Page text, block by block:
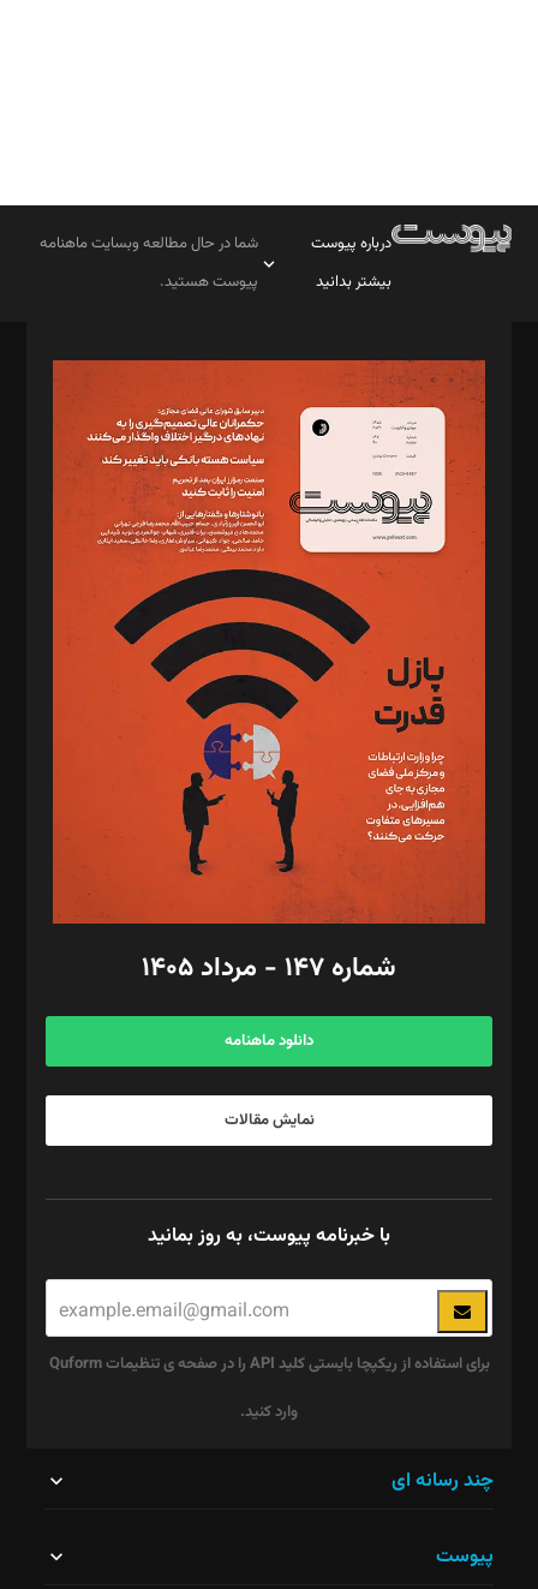
درباره پیوست
بیشتر بدانید
شما در حال مطالعه وبسایت ماهنامه
پیوست هستید.
مدیر مسئول: محمدباقر اثنی‌عشری
سردبیر: مهرک محمودی
دبیر تحریریه: میثم قاسمی
د‌بیر ناداستان: سمانه سمیع
د‌بیر خدمت و تجارت: ابوالفضل رجبی
د‌بیر حقوق فناوری: حسام‌الدین ایپکچی
د‌بیر پیوست جهان: مینا پاکدل
د‌بیر تحریریه آنلاین: بابک نقاش
تحریریه‌: مجتبی محمود‌ی، آرش برهمند، یسنا امان‌پور، سروش کرمیان،
مصطفی مسجدی آرانی، ابوالفضل رجبی، زهرا فکرانه، فائزه فتحی
رستمی،مصطفی باستان
ویرایش: نگار استاد‌‌آقا
طراح یونیفرم: مجید توکلی
فیلمبرداری و عکاسی: امیر شفیعی، مانی لطفی زاده
گرافیک و صفحه‌آرایی: سید‌سبحان‌علی ثابت
مد‌یر توسعه تجاری: کامبیز برید‌
امور مالی: شاپور رهبری، محمد‌ کاظمی‌نیا
آگهی و مشترکین: ۰۹۱۹۹۹۹۰۴۵۴
شماره ۱۴۷ - مرداد ۱۴۰۵
دانلود ماهنامه
نمایش مقالات
با خبرنامه پیوست، به روز بمانید
برای استفاده از ریکپچا بایستی کلید API را در صفحه ی تنظیمات Quform
وارد کنید.
نباید
چند رسانه ای
پیوست